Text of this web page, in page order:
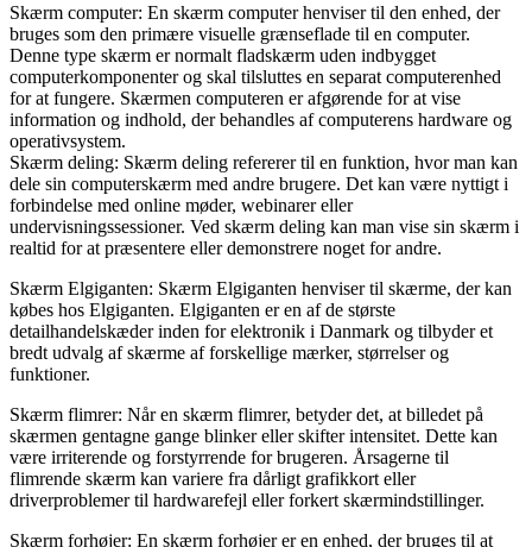
Skærm computer: En skærm computer henviser til den enhed, der
bruges som den primære visuelle grænseflade til en computer.
Denne type skærm er normalt fladskærm uden indbygget
computerkomponenter og skal tilsluttes en separat computerenhed
for at fungere. Skærmen computeren er afgørende for at vise
information og indhold, der behandles af computerens hardware og
operativsystem.
Skærm deling: Skærm deling refererer til en funktion, hvor man kan
dele sin computerskærm med andre brugere. Det kan være nyttigt i
forbindelse med online møder, webinarer eller
undervisningssessioner. Ved skærm deling kan man vise sin skærm i
realtid for at præsentere eller demonstrere noget for andre.
Skærm Elgiganten: Skærm Elgiganten henviser til skærme, der kan
købes hos Elgiganten. Elgiganten er en af de største
detailhandelskæder inden for elektronik i Danmark og tilbyder et
bredt udvalg af skærme af forskellige mærker, størrelser og
funktioner.
Skærm flimrer: Når en skærm flimrer, betyder det, at billedet på
skærmen gentagne gange blinker eller skifter intensitet. Dette kan
være irriterende og forstyrrende for brugeren. Årsagerne til
flimrende skærm kan variere fra dårligt grafikkort eller
driverproblemer til hardwarefejl eller forkert skærmindstillinger.
Skærm forhøjer: En skærm forhøjer er en enhed, der bruges til at